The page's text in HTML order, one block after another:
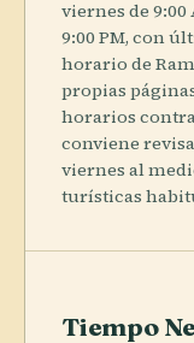
viernes de 9:00
9:00 PM, con
horario de
propias
horarios
conviene
viernes al
turísticas
Tiempo